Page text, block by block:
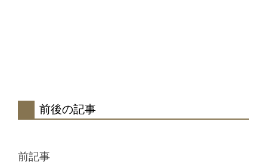
前後の記事
前記事